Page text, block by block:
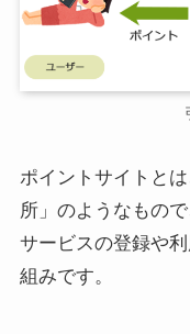
ポイントサイトと
所」のようなもの
サービスの登録や
組みです。